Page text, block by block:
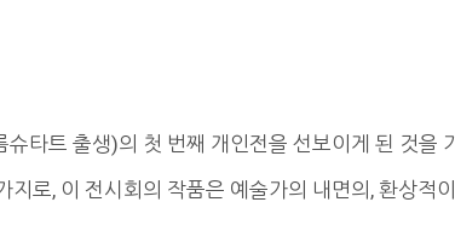
타트 출생)의 첫 번째 개인전을 선보이게 된 것을 기
로, 이 전시회의 작품은 예술가의 내면의, 환상적이